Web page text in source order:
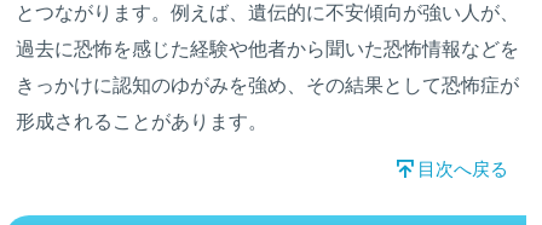
とつながります。例えば、遺伝的に不安傾向が強い人が、
過去に恐怖を感じた経験や他者から聞いた恐怖情報などを
きっかけに認知のゆがみを強め、その結果として恐怖症が
形成されることがあります。
目次へ戻る